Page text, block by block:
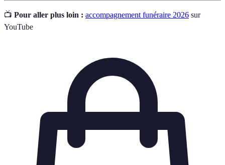
📺 Pour aller plus loin : accompagnement funéraire 2026 sur
YouTube